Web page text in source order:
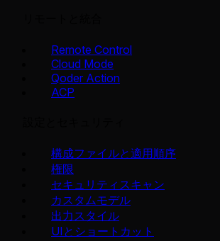
Remote Control
Cloud Mode
Qoder Action
ACP
構成ファイルと適用順序
権限
セキュリティスキャン
カスタムモデル
出力スタイル
UIとショートカット